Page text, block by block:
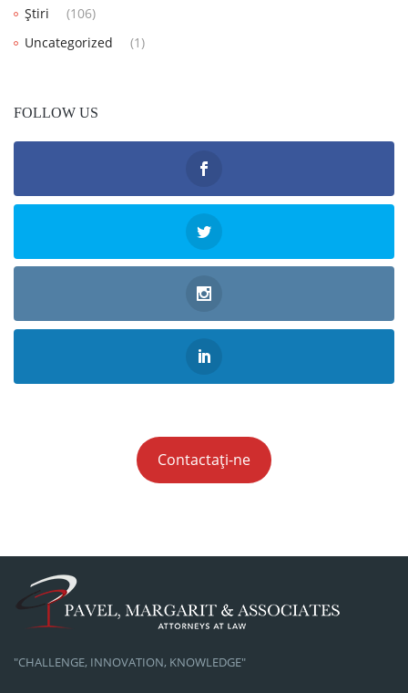
Știri
(106)
Uncategorized
(1)
FOLLOW US
Contactați-ne
"CHALLENGE, INNOVATION, KNOWLEDGE"